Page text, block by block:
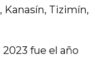
Tizimín,
fue el año